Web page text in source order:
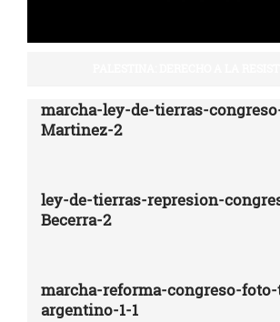
marcha-ley-de-tierras-
Martinez-2
ley-de-tierras-represion-
Becerra-2
marcha-reforma-congreso-
argentino-1-1